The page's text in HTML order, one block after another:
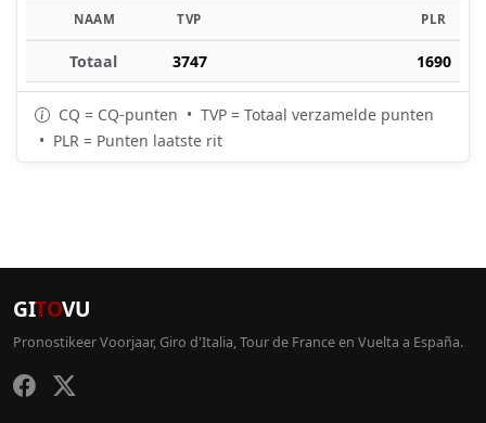
NAAM TVP PLR
Totaal 3747 1690
CQ = CQ-punten • TVP = Totaal verzamelde punten
• PLR = Punten laatste rit
GITOVU
Pronostikeer Voorjaar, Giro d'Italia, Tour de France en Vuelta a España.